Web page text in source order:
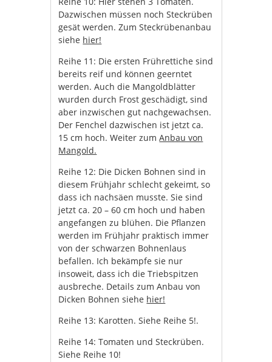
Dazwischen müssen noch Steckrüben
gesät werden. Zum Steckrübenanbau
siehe hier!
Reihe 11: Die ersten Frührettiche sind
bereits reif und können geerntet
werden. Auch die Mangoldblätter
wurden durch Frost geschädigt, sind
aber inzwischen gut nachgewachsen.
Der Fenchel dazwischen ist jetzt ca.
15 cm hoch. Weiter zumAnbau von
Mangold.
Reihe 12: Die Dicken Bohnen sind in
diesem Frühjahr schlecht gekeimt, so
dass ich nachsäen musste. Sie sind
jetzt ca. 20 – 60 cm hoch und haben
angefangen zu blühen. Die Pflanzen
werden im Frühjahr praktisch immer
von der schwarzen Bohnenlaus
befallen. Ich bekämpfe sie nur
insoweit, dass ich die Triebspitzen
ausbreche. Details zum Anbau von
Dicken Bohnen siehe hier!
Reihe 13: Karotten. Siehe Reihe 5!.
Reihe 14: Tomaten und Steckrüben.
Siehe Reihe 10!